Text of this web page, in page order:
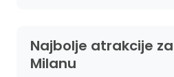
Najbolje atrakcije
Milanu